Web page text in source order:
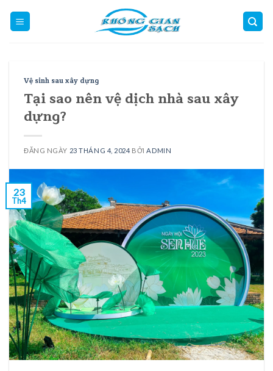
Vệ sinh sau xây dựng
Tại sao nên vệ dịch nhà sau xây
dựng?
ĐĂNG NGÀY 23 THÁNG 4, 2024 BỞI ADMIN
23
Th4